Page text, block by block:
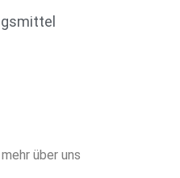
über uns